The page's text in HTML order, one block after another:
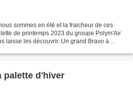
sommes en été et la fraicheur de ces
de printemps 2023 du groupe Polym'Air
laisse les découvrir. Un grand Bravo à
palette d'hiver